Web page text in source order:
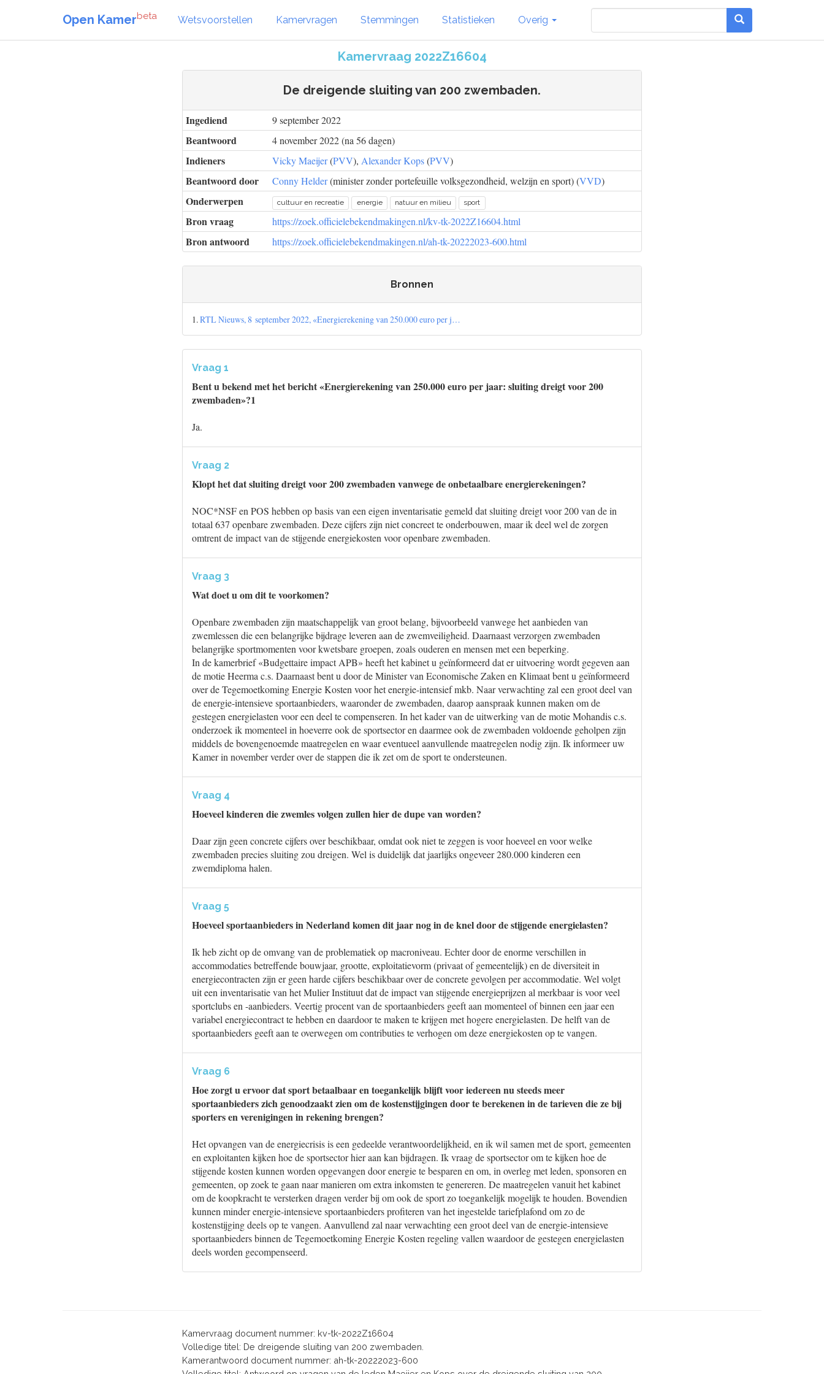
Open Kamerbeta Wetsvoorstellen Kamervragen Stemmingen Statistieken Overig
Kamervraag 2022Z16604
De dreigende sluiting van 200 zwembaden.
Ingediend 9 september 2022
Beantwoord 4 november 2022 (na 56 dagen)
Indieners Vicky Maeijer(PVV), Alexander Kops(PVV)
Beantwoord door Conny Helder(minister zonder portefeuille volksgezondheid, welzijn en sport) (VVD)
Onderwerpen cultuur en recreatie energie natuur en milieu sport
Bron vraag https://zoek.officielebekendmakingen.nl/kv-tk-2022Z16604.html
Bron antwoord https://zoek.officielebekendmakingen.nl/ah-tk-20222023-600.html
Bronnen
1.RTL Nieuws, 8 september 2022, «Energierekening van 250.000 euro per j…
Vraag 1
Bent u bekend met het bericht «Energierekening van 250.000 euro per jaar: sluiting dreigt voor 200
zwembaden»?1
Ja.
Vraag 2
Klopt het dat sluiting dreigt voor 200 zwembaden vanwege de onbetaalbare energierekeningen?
NOC*NSF en POS hebben op basis van een eigen inventarisatie gemeld dat sluiting dreigt voor 200 van de in
totaal 637 openbare zwembaden. Deze cijfers zijn niet concreet te onderbouwen, maar ik deel wel de zorgen
omtrent de impact van de stijgende energiekosten voor openbare zwembaden.
Vraag 3
Wat doet u om dit te voorkomen?
Openbare zwembaden zijn maatschappelijk van groot belang, bijvoorbeeld vanwege het aanbieden van
zwemlessen die een belangrijke bijdrage leveren aan de zwemveiligheid. Daarnaast verzorgen zwembaden
belangrijke sportmomenten voor kwetsbare groepen, zoals ouderen en mensen met een beperking.
In de kamerbrief «Budgettaire impact APB» heeft het kabinet u geïnformeerd dat er uitvoering wordt gegeven aan
de motie Heerma c.s. Daarnaast bent u door de Minister van Economische Zaken en Klimaat bent u geïnformeerd
over de Tegemoetkoming Energie Kosten voor het energie-intensief mkb. Naar verwachting zal een groot deel van
de energie-intensieve sportaanbieders, waaronder de zwembaden, daarop aanspraak kunnen maken om de
gestegen energielasten voor een deel te compenseren. In het kader van de uitwerking van de motie Mohandis c.s.
onderzoek ik momenteel in hoeverre ook de sportsector en daarmee ook de zwembaden voldoende geholpen zijn
middels de bovengenoemde maatregelen en waar eventueel aanvullende maatregelen nodig zijn. Ik informeer uw
Kamer in november verder over de stappen die ik zet om de sport te ondersteunen.
Vraag 4
Hoeveel kinderen die zwemles volgen zullen hier de dupe van worden?
Daar zijn geen concrete cijfers over beschikbaar, omdat ook niet te zeggen is voor hoeveel en voor welke
zwembaden precies sluiting zou dreigen. Wel is duidelijk dat jaarlijks ongeveer 280.000 kinderen een
zwemdiploma halen.
Vraag 5
Hoeveel sportaanbieders in Nederland komen dit jaar nog in de knel door de stijgende energielasten?
Ik heb zicht op de omvang van de problematiek op macroniveau. Echter door de enorme verschillen in
accommodaties betreffende bouwjaar, grootte, exploitatievorm (privaat of gemeentelijk) en de diversiteit in
energiecontracten zijn er geen harde cijfers beschikbaar over de concrete gevolgen per accommodatie. Wel volgt
uit een inventarisatie van het Mulier Instituut dat de impact van stijgende energieprijzen al merkbaar is voor veel
sportclubs en -aanbieders. Veertig procent van de sportaanbieders geeft aan momenteel of binnen een jaar een
variabel energiecontract te hebben en daardoor te maken te krijgen met hogere energielasten. De helft van de
sportaanbieders geeft aan te overwegen om contributies te verhogen om deze energiekosten op te vangen.
Vraag 6
Hoe zorgt u ervoor dat sport betaalbaar en toegankelijk blijft voor iedereen nu steeds meer
sportaanbieders zich genoodzaakt zien om de kostenstijgingen door te berekenen in de tarieven die ze bij
sporters en verenigingen in rekening brengen?
Het opvangen van de energiecrisis is een gedeelde verantwoordelijkheid, en ik wil samen met de sport, gemeenten
en exploitanten kijken hoe de sportsector hier aan kan bijdragen. Ik vraag de sportsector om te kijken hoe de
stijgende kosten kunnen worden opgevangen door energie te besparen en om, in overleg met leden, sponsoren en
gemeenten, op zoek te gaan naar manieren om extra inkomsten te genereren. De maatregelen vanuit het kabinet
om de koopkracht te versterken dragen verder bij om ook de sport zo toegankelijk mogelijk te houden. Bovendien
kunnen minder energie-intensieve sportaanbieders profiteren van het ingestelde tariefplafond om zo de
kostenstijging deels op te vangen. Aanvullend zal naar verwachting een groot deel van de energie-intensieve
sportaanbieders binnen de Tegemoetkoming Energie Kosten regeling vallen waardoor de gestegen energielasten
deels worden gecompenseerd.
Kamervraag document nummer: kv-tk-2022Z16604
Volledige titel: De dreigende sluiting van 200 zwembaden.
Kamerantwoord document nummer: ah-tk-20222023-600